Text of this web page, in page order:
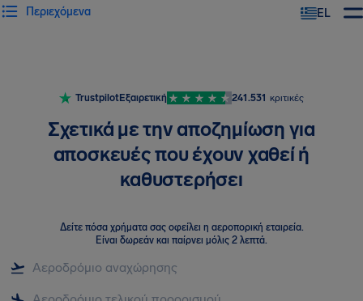
EL
Περιεχόμενα
TrustpilotΕξαιρετική 241.531 κριτικές
Σχετικά με την αποζημίωση για
αποσκευές που έχουν χαθεί ή
καθυστερήσει
Δείτε πόσα χρήματα σας οφείλει η αεροπορική εταιρεία.
Είναι δωρεάν και παίρνει μόλις 2 λεπτά.